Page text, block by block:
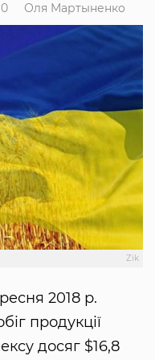
0 Оля Мартыненко
Zik
2018 р.
продукції
досяг $16,8